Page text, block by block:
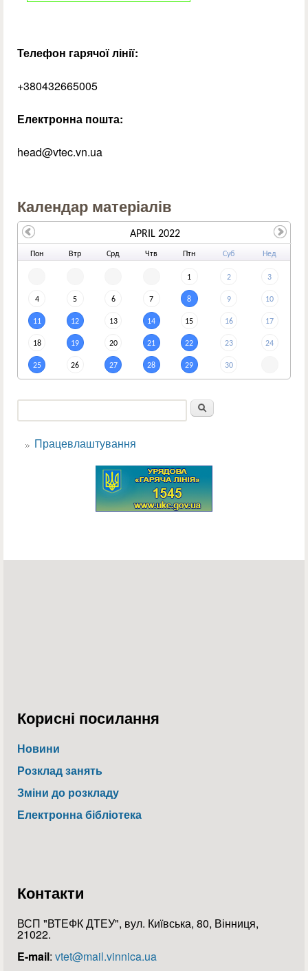
Телефон гарячої лінії:
+380432665005
Електронна пошта:
head@vtec.vn.ua
Календар матеріалів
Пон Втр Срд Чтв Птн Суб Нед
1 2 3
4 5 6 7 8 9 10
11 12 13 14 15 16 17
18 19 20 21 22 23 24
25 26 27 28 29 30
APRIL 2022
Пошукова форма
Працевлаштування
Корисні посилання
Новини
Розклад занять
Зміни до розкладу
Електронна бібліотека
Контакти
ВСП "ВТЕФК ДТЕУ", вул. Київська, 80, Вінниця,
21022.
E-mail: vtet@mail.vinnica.ua